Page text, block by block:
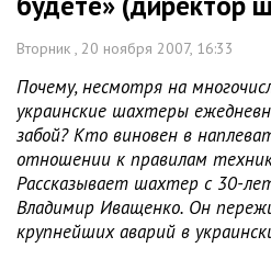
Вторник , 20 ноября 2007, 16:33
Почему, несмотря на
украинские шахтеры
забой? Кто виновен в
отношении к правилам
Рассказывает шахтер с 30-
Владимир Иващенко. Он
крупнейших аварий в